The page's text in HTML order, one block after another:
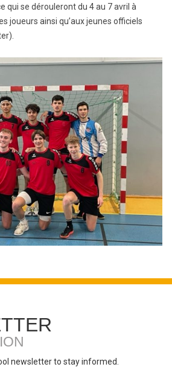
qui se dérouleront du 4 au 7 avril à
joueurs ainsi qu’aux jeunes officiels
newsletter to stay informed.